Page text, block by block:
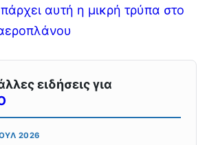
αυτή η μικρή τρύπα στο
ειδήσεις για
2026